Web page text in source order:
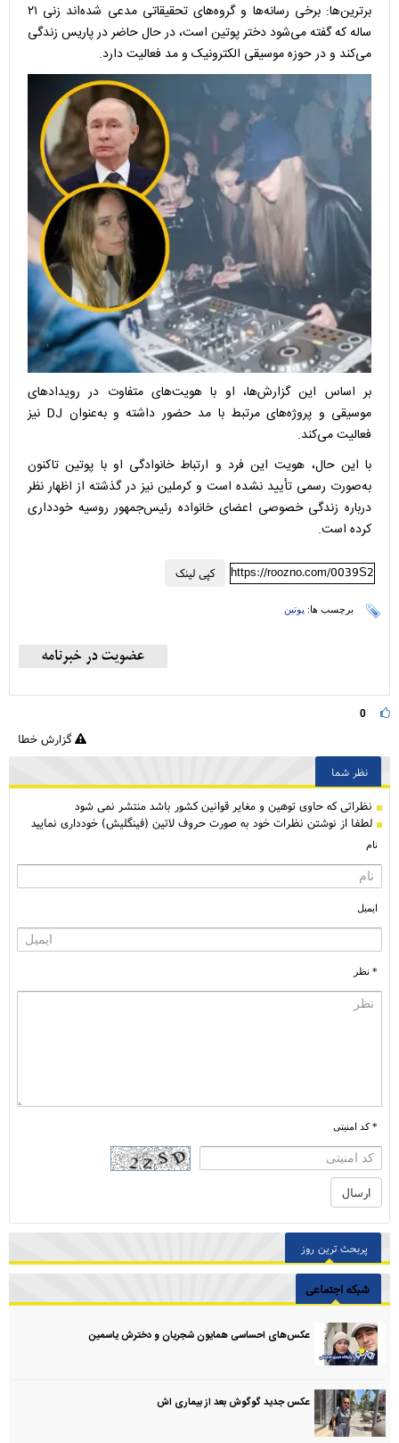
برترین‌ها: برخی رسانه‌ها و گروه‌های تحقیقاتی مدعی شده‌اند زنی ۲۱
ساله که گفته می‌شود دختر پوتین است، در حال حاضر در پاریس زندگی
می‌کند و در حوزه موسیقی الکترونیک و مد فعالیت دارد.
بر اساس این گزارش‌ها، او با هویت‌های متفاوت در رویدادهای
موسیقی و پروژه‌های مرتبط با مد حضور داشته و به‌عنوان DJ نیز
فعالیت می‌کند.
با این حال، هویت این فرد و ارتباط خانوادگی او با پوتین تاکنون
به‌صورت رسمی تأیید نشده است و کرملین نیز در گذشته از اظهار نظر
درباره زندگی خصوصی اعضای خانواده رئیس‌جمهور روسیه خودداری
کرده است.
کپی لینک https://roozno.com/0039S2
برچسب ها: پوتین
0
گزارش خطا
نظر شما
نظراتی كه حاوی توهین و مغایر قوانین کشور باشد منتشر نمی شود
لطفا از نوشتن نظرات خود به صورت حروف لاتین (فینگلیش) خودداری نمایید
نام
ایمیل
* نظر
* کد امنیتی
پربحث ترین روز
شبکه اجتماعی
عکس‌های احساسی همایون شجریان و دخترش یاسمین
عکس جدید گوگوش بعد از بیماری اش